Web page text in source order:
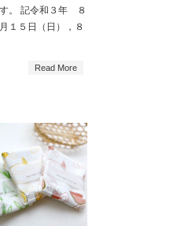
。 記令和３年 ８
１５日（日），８
Read More